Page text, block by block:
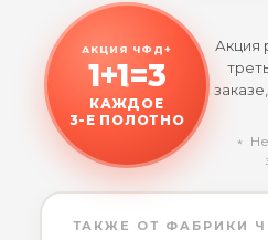
АКЦИЯ ЧФД+
1+1=3
КАЖДОЕ
3-Е ПОЛОТНО
Акция
﹡
ТАКЖЕ ОТ ФАБРИКИ